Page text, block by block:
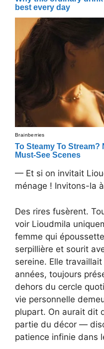
— Et si on invitait
ménage ! Invitons-la
Des rires fusèrent.
voir Lioudmila
femme qui
serpillière et sourit
sereine. Elle
années, toujours
dehors du cercle
vie personnelle
plupart. On aurait dit
partie du décor —
patience infinie dans